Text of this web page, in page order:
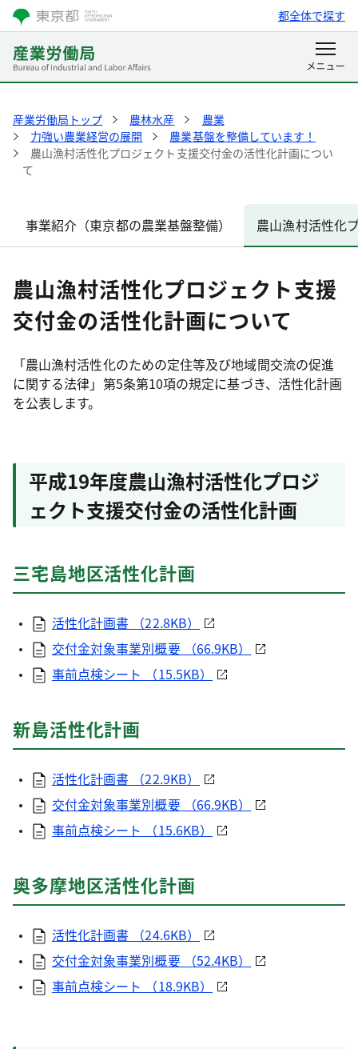
都全体で探す
産業労働局トップ 農林水産
農業
力強い農業経営の展開
農業基盤を整備しています！
農山漁村活性化プロジェクト支援交付金の活性化計画につい
て
事業紹介（東京都の農業基盤整備） 農山漁村活性化
農山漁村活性化プロジェクト支援
交付金の活性化計画について
「農山漁村活性化のための定住等及び地域間交流の促進
に関する法律」第5条第10項の規定に基づき、活性化計画
を公表します。
平成19年度農山漁村活性化プロジ
ェクト支援交付金の活性化計画
三宅島地区活性化計画
活性化計画書 （22.8KB）
交付金対象事業別概要 （66.9KB）
事前点検シート （15.5KB）
新島活性化計画
活性化計画書 （22.9KB）
交付金対象事業別概要 （66.9KB）
事前点検シート （15.6KB）
奥多摩地区活性化計画
活性化計画書 （24.6KB）
交付金対象事業別概要 （52.4KB）
事前点検シート （18.9KB）